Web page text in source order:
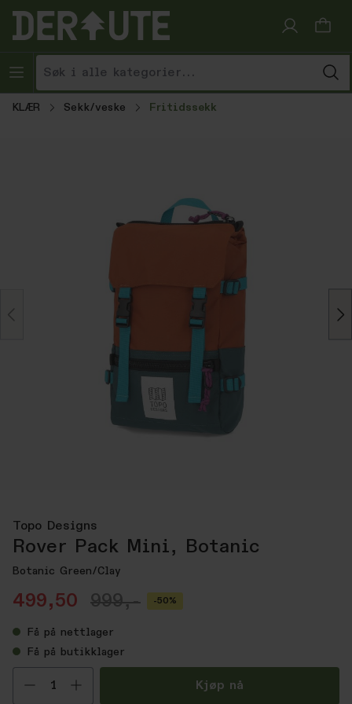
Hopp til innhold
KLÆR Sekk/veske Fritidssekk
Topo Designs
Rover Pack Mini, Botanic
Botanic Green/Clay
499,50 999,- -50%
Få på nettlager
Få på butikklager
Velg antall Kjøp nå